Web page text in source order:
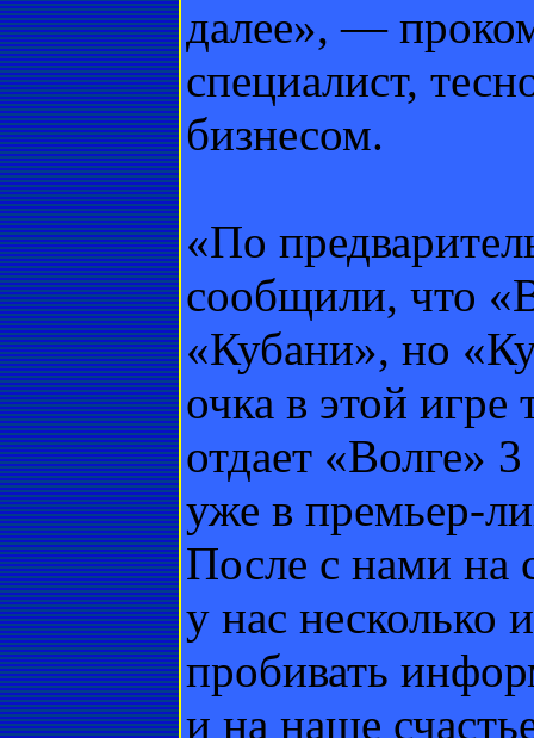
далее», —
специалист,
бизнесом.
«По
сообщили, что
«Кубани», но
очка в этой
отдает «Волге»
уже в премьер-
После с нами на
у нас несколько
пробивать
и на наше